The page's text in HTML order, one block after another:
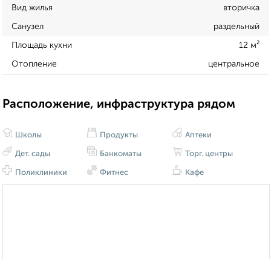
Вид жилья вторичка
Санузел раздельный
Площадь кухни 12 м²
Отопление центральное
Расположение, инфраструктура рядом
Школы
Дет. сады
Поликлиники
Продукты
Банкоматы
Фитнес
Аптеки
Торг. центры
Кафе